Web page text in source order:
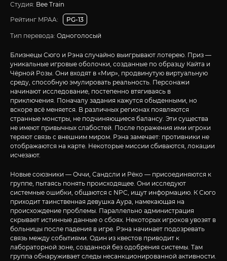
Студия: Bee Train
Рейтинг MPAA:
PG-13
Тип перевода: Одноголосый
Близнецы Сюго и Рэна случайно выигрывают лотерею. Приз —
уникальные игровые оболочки, созданные по образцу Кайта и
Чёрной Розы. Они входят в «Мир», продвинутую виртуальную
среду, способную эмулировать реальность. Персонажи
начинают исследование, постепенно втягиваясь в
приключения. Поначалу задания кажутся обыденными, но
вскоре всё меняется. В различных регионах появляются
странные монстры, не подчиняющиеся балансу. Эти существа
не имеют привычных слабостей. После поражения ими игроки
теряют связь с внешним миром. Рэна замечает: противники не
отображаются на карте. Некоторые миссии сбиваются, локации
исчезают.
Новые союзники — Оччи, Сандсли и Рёко — присоединяются к
группе, пытаясь понять происходящее. Они исследуют
системные ошибки, общаются с NPC, ищут информацию. К Сюго
приходит таинственная девушка Аура, намекающая на
происхождение проблемы. Параллельно администрация
скрывает истинные данные о сбоях. Некоторых игроков увозят в
больницы после падения в игре. Рэна начинает подозревать
связь между событиями. Один из квестов приводит к
лабораторной зоне, созданной без одобрения системы. Там
группа обнаруживает следы несанкционированной активности.